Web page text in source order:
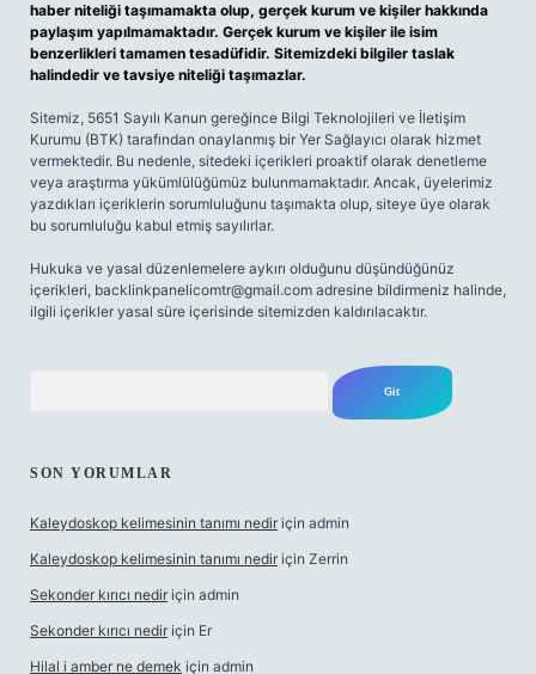
haber niteliği taşımamakta olup, gerçek kurum ve kişiler hakkında
paylaşım yapılmamaktadır. Gerçek kurum ve kişiler ile isim
benzerlikleri tamamen tesadüfidir. Sitemizdeki bilgiler taslak
halindedir ve tavsiye niteliği taşımazlar.
Sitemiz, 5651 Sayılı Kanun gereğince Bilgi Teknolojileri ve İletişim
Kurumu (BTK) tarafından onaylanmış bir Yer Sağlayıcı olarak hizmet
vermektedir. Bu nedenle, sitedeki içerikleri proaktif olarak denetleme
veya araştırma yükümlülüğümüz bulunmamaktadır. Ancak, üyelerimiz
yazdıkları içeriklerin sorumluluğunu taşımakta olup, siteye üye olarak
bu sorumluluğu kabul etmiş sayılırlar.
Hukuka ve yasal düzenlemelere aykırı olduğunu düşündüğünüz
içerikleri, backlinkpanelicomtr@gmail.com adresine bildirmeniz halinde,
ilgili içerikler yasal süre içerisinde sitemizden kaldırılacaktır.
SON YORUMLAR
Kaleydoskop kelimesinin tanımı nedir için admin
Kaleydoskop kelimesinin tanımı nedir için Zerrin
Sekonder kırıcı nedir için admin
Sekonder kırıcı nedir için Er
Hilal i amber ne demek için admin